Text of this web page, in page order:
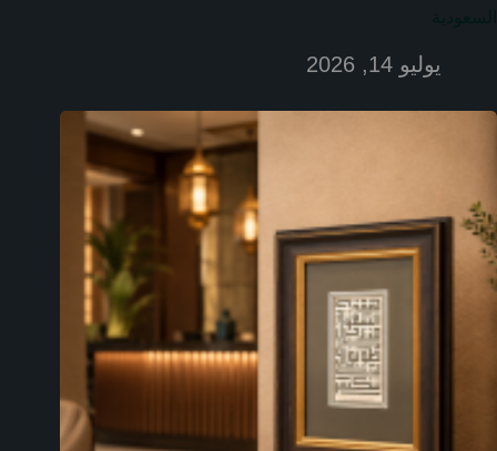
يوليو 14, 2026